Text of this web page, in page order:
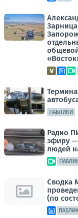
ПАБЛИКИ
Радио
эфиру
людей
Сводка
(по